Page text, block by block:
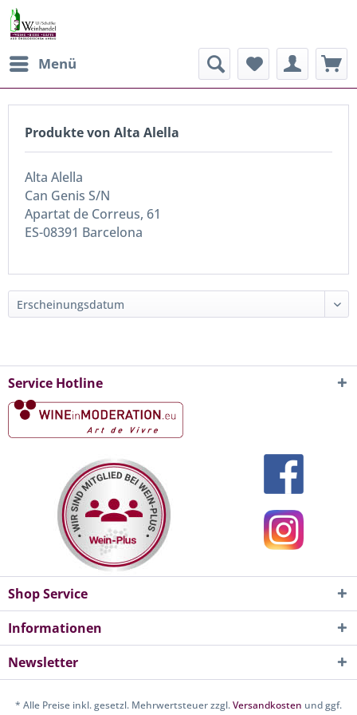
Menü
Produkte von Alta Alella
Alta Alella
Can Genis S/N
Apartat de Correus, 61
ES-08391 Barcelona
Service Hotline
Shop Service
Informationen
Newsletter
* Alle Preise inkl. gesetzl. Mehrwertsteuer zzgl.Versandkosten und ggf.